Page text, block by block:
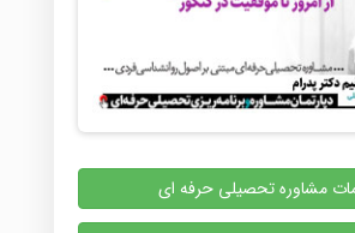
مشاوره تحصیلی حرفه ای